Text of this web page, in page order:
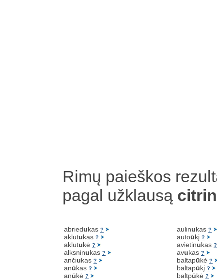
Rimų paieškos
pagal užklausą citrin
abriedukas ?
aklutukas ?
aklutukė ?
alksninukas ?
ančiukas ?
anūkas ?
anūkė ?
aulinukas ?
autoūkį ?
avietinukas ?
avukas ?
baltapūkė ?
baltapūkį ?
baltpūkė ?